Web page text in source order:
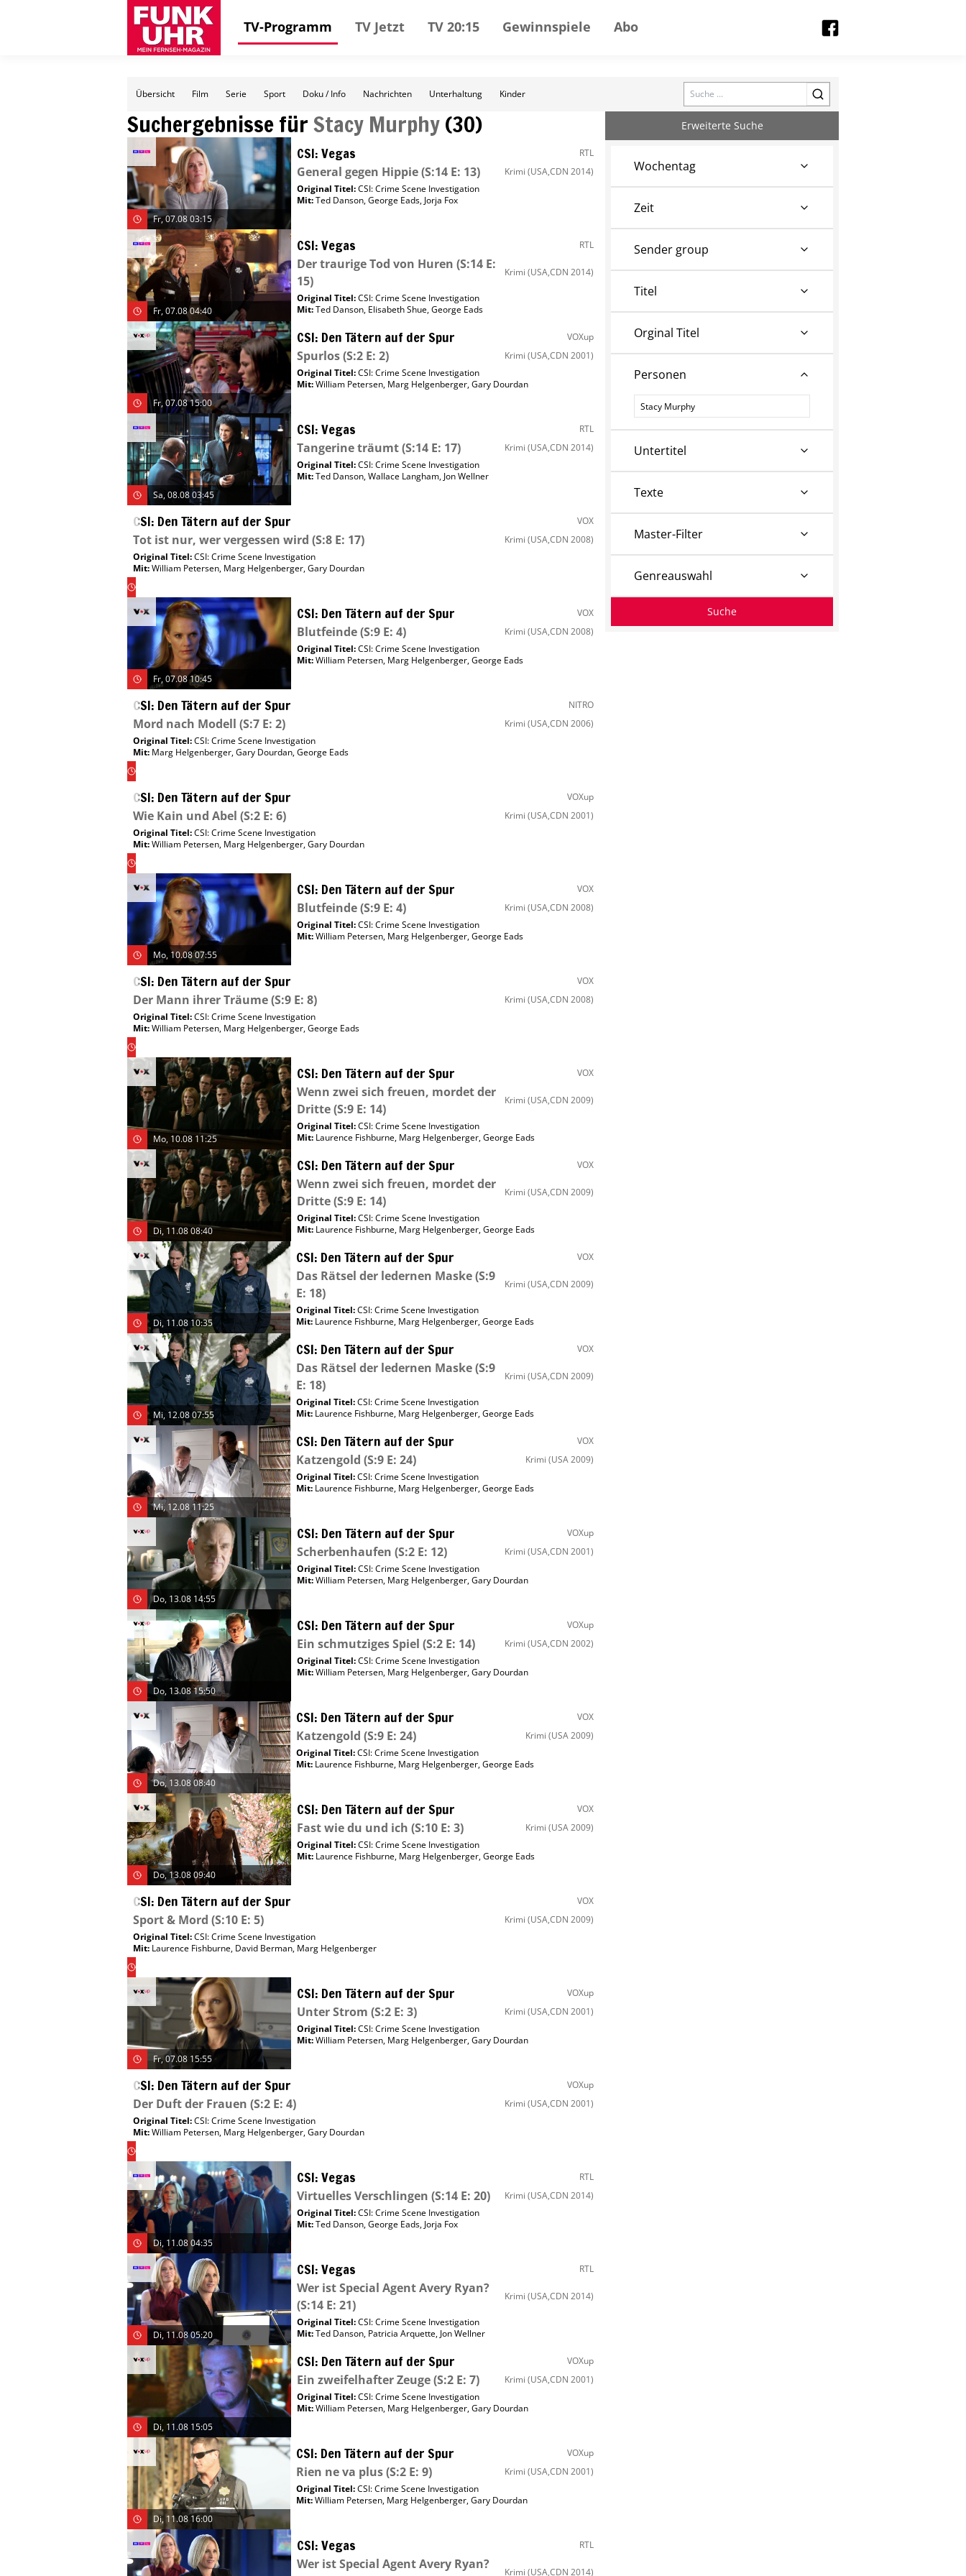
TV-Programm TV Jetzt TV 20:15 Gewinnspiele Abo
Übersicht Film Serie Sport Doku / Info Nachrichten Unterhaltung Kinder Search
Suchergebnisse fürStacy Murphy(30)
Fr, 07.08 03:15
CSI: Vegas RTL
General gegen Hippie(S:14 E: 13) Krimi (USA,CDN 2014)
Original Titel:CSI: Crime Scene Investigation
Mit:Ted Danson,George Eads, Jorja Fox
Fr, 07.08 04:40
CSI: Vegas RTL
Der traurige Tod von Huren (S:14 E:
15)
Krimi (USA,CDN 2014)
Original Titel:CSI: Crime Scene Investigation
Mit:Ted Danson, Elisabeth Shue,George Eads
Fr, 07.08 15:00
CSI: Den Tätern auf der Spur VOXup
Spurlos(S:2 E: 2) Krimi (USA,CDN 2001)
Original Titel:CSI: Crime Scene Investigation
Mit:William Petersen, Marg Helgenberger,Gary Dourdan
Sa, 08.08 03:45
CSI: Vegas RTL
Tangerine träumt(S:14 E: 17) Krimi (USA,CDN 2014)
Original Titel:CSI: Crime Scene Investigation
Mit:Ted Danson,Wallace Langham, Jon Wellner
Fr,
09:00
CSI: Den Tätern auf der Spur VOX
Tot ist nur, wer vergessen wird (S:8 E: 17) Krimi (USA,CDN 2008)
Original Titel:CSI: Crime Scene Investigation
Mit:William Petersen, Marg Helgenberger,Gary Dourdan
Fr, 07.08 10:45
CSI: Den Tätern auf der Spur VOX
Blutfeinde(S:9 E: 4) Krimi (USA,CDN 2008)
Original Titel:CSI: Crime Scene Investigation
Mit:William Petersen, Marg Helgenberger,George Eads
So,
CSI: Den Tätern auf der Spur NITRO
Mord nach Modell (S:7 E: 2) Krimi (USA,CDN 2006)
Original Titel:CSI: Crime Scene Investigation
Mit: Marg Helgenberger,Gary Dourdan,George Eads
Mo,
16:00
CSI: Den Tätern auf der Spur VOXup
Wie Kain und Abel (S:2 E: 6) Krimi (USA,CDN 2001)
Original Titel:CSI: Crime Scene Investigation
Mit:William Petersen, Marg Helgenberger,Gary Dourdan
Mo, 10.08 07:55
CSI: Den Tätern auf der Spur VOX
Blutfeinde(S:9 E: 4) Krimi (USA,CDN 2008)
Original Titel:CSI: Crime Scene Investigation
Mit:William Petersen, Marg Helgenberger,George Eads
Mo,
09:40
CSI: Den Tätern auf der Spur VOX
Der Mann ihrer Träume(S:9 E: 8) Krimi (USA,CDN 2008)
Original Titel:CSI: Crime Scene Investigation
Mit:William Petersen, Marg Helgenberger,George Eads
Mo, 10.08 11:25
CSI: Den Tätern auf der Spur VOX
Wenn zwei sich freuen, mordet der
Dritte(S:9 E: 14)
Krimi (USA,CDN 2009)
Original Titel:CSI: Crime Scene Investigation
Mit: Laurence Fishburne, Marg Helgenberger,George Eads
Di, 11.08 08:40
CSI: Den Tätern auf der Spur VOX
Wenn zwei sich freuen, mordet der
Dritte(S:9 E: 14)
Krimi (USA,CDN 2009)
Original Titel:CSI: Crime Scene Investigation
Mit: Laurence Fishburne, Marg Helgenberger,George Eads
Di, 11.08 10:35
CSI: Den Tätern auf der Spur VOX
Das Rätsel der ledernen Maske(S:9
E: 18)
Krimi (USA,CDN 2009)
Original Titel:CSI: Crime Scene Investigation
Mit: Laurence Fishburne, Marg Helgenberger,George Eads
Mi, 12.08 07:55
CSI: Den Tätern auf der Spur VOX
Das Rätsel der ledernen Maske(S:9
E: 18)
Krimi (USA,CDN 2009)
Original Titel:CSI: Crime Scene Investigation
Mit: Laurence Fishburne, Marg Helgenberger,George Eads
Mi, 12.08 11:25
CSI: Den Tätern auf der Spur VOX
Katzengold (S:9 E: 24) Krimi (USA 2009)
Original Titel:CSI: Crime Scene Investigation
Mit: Laurence Fishburne, Marg Helgenberger,George Eads
Do, 13.08 14:55
CSI: Den Tätern auf der Spur VOXup
Scherbenhaufen (S:2 E: 12) Krimi (USA,CDN 2001)
Original Titel:CSI: Crime Scene Investigation
Mit:William Petersen, Marg Helgenberger,Gary Dourdan
Do, 13.08 15:50
CSI: Den Tätern auf der Spur VOXup
Ein schmutziges Spiel (S:2 E: 14) Krimi (USA,CDN 2002)
Original Titel:CSI: Crime Scene Investigation
Mit:William Petersen, Marg Helgenberger,Gary Dourdan
Do, 13.08 08:40
CSI: Den Tätern auf der Spur VOX
Katzengold (S:9 E: 24) Krimi (USA 2009)
Original Titel:CSI: Crime Scene Investigation
Mit: Laurence Fishburne, Marg Helgenberger,George Eads
Do, 13.08 09:40
CSI: Den Tätern auf der Spur VOX
Fast wie du und ich (S:10 E: 3) Krimi (USA 2009)
Original Titel:CSI: Crime Scene Investigation
Mit: Laurence Fishburne, Marg Helgenberger,George Eads
Do,
11:25
CSI: Den Tätern auf der Spur VOX
Sport & Mord (S:10 E: 5) Krimi (USA,CDN 2009)
Original Titel:CSI: Crime Scene Investigation
Mit: Laurence Fishburne, David Berman, Marg Helgenberger
Fr, 07.08 15:55
CSI: Den Tätern auf der Spur VOXup
Unter Strom (S:2 E: 3) Krimi (USA,CDN 2001)
Original Titel:CSI: Crime Scene Investigation
Mit:William Petersen, Marg Helgenberger,Gary Dourdan
Mo,
15:05
CSI: Den Tätern auf der Spur VOXup
Der Duft der Frauen (S:2 E: 4) Krimi (USA,CDN 2001)
Original Titel:CSI: Crime Scene Investigation
Mit:William Petersen, Marg Helgenberger,Gary Dourdan
Di, 11.08 04:35
CSI: Vegas RTL
Virtuelles Verschlingen (S:14 E: 20) Krimi (USA,CDN 2014)
Original Titel:CSI: Crime Scene Investigation
Mit:Ted Danson,George Eads, Jorja Fox
Di, 11.08 05:20
CSI: Vegas RTL
Wer ist Special Agent Avery Ryan?
(S:14 E: 21)
Krimi (USA,CDN 2014)
Original Titel:CSI: Crime Scene Investigation
Mit:Ted Danson, Patricia Arquette, Jon Wellner
Di, 11.08 15:05
CSI: Den Tätern auf der Spur VOXup
Ein zweifelhafter Zeuge(S:2 E: 7) Krimi (USA,CDN 2001)
Original Titel:CSI: Crime Scene Investigation
Mit:William Petersen, Marg Helgenberger,Gary Dourdan
Di, 11.08 16:00
CSI: Den Tätern auf der Spur VOXup
Rien ne va plus(S:2 E: 9) Krimi (USA,CDN 2001)
Original Titel:CSI: Crime Scene Investigation
Mit:William Petersen, Marg Helgenberger,Gary Dourdan
CSI: Vegas RTL
Wer ist Special Agent Avery Ryan?
Krimi (USA,CDN 2014)
Erweiterte Suche
Wochentag
Zeit
Sender group
Titel
Orginal Titel
Personen
Personen
Untertitel
Texte
Master-Filter
Genreauswahl
Suche